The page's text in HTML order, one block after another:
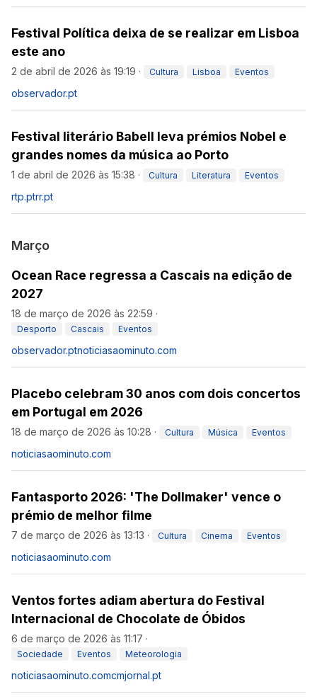
Festival Política deixa de se realizar em Lisboa
este ano
2 de abril de 2026 às 19:19 · Cultura Lisboa Eventos
observador.pt
Festival literário Babell leva prémios Nobel e
grandes nomes da música ao Porto
1 de abril de 2026 às 15:38 · Cultura Literatura Eventos
rtp.ptrr.pt
Março
Ocean Race regressa a Cascais na edição de
2027
18 de março de 2026 às 22:59 ·
Desporto Cascais Eventos
observador.ptnoticiasaominuto.com
Placebo celebram 30 anos com dois concertos
em Portugal em 2026
18 de março de 2026 às 10:28 · Cultura Música Eventos
noticiasaominuto.com
Fantasporto 2026: 'The Dollmaker' vence o
prémio de melhor filme
7 de março de 2026 às 13:13 · Cultura Cinema Eventos
noticiasaominuto.com
Ventos fortes adiam abertura do Festival
Internacional de Chocolate de Óbidos
6 de março de 2026 às 11:17 ·
Sociedade Eventos Meteorologia
noticiasaominuto.comcmjornal.pt